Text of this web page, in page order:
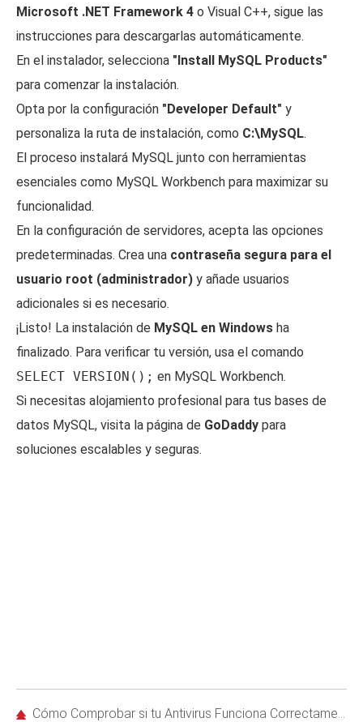
Microsoft .NET Framework 4 o Visual C++, sigue las
instrucciones para descargarlas automáticamente.
En el instalador, selecciona "Install MySQL Products"
para comenzar la instalación.
Opta por la configuración "Developer Default" y
personaliza la ruta de instalación, como C:\MySQL.
El proceso instalará MySQL junto con herramientas
esenciales como MySQL Workbench para maximizar su
funcionalidad.
En la configuración de servidores, acepta las opciones
predeterminadas. Crea una contraseña segura para el
usuario root (administrador) y añade usuarios
adicionales si es necesario.
¡Listo! La instalación de MySQL en Windows ha
finalizado. Para verificar tu versión, usa el comando
SELECT VERSION(); en MySQL Workbench.
Si necesitas alojamiento profesional para tus bases de
datos MySQL, visita la página de GoDaddy para
soluciones escalables y seguras.
Cómo Comprobar si tu Antivirus Funciona Correctamente: Prueba EICAR